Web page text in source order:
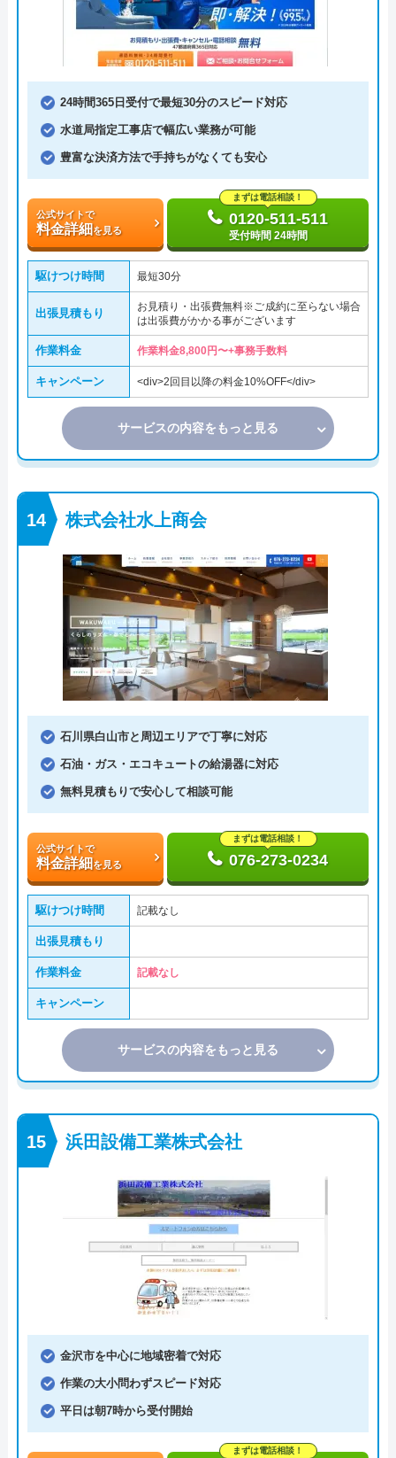
24時間365日受付で最短30分のスピード対応
水道局指定工事店で幅広い業務が可能
豊富な決済方法で手持ちがなくても安心
公式サイトで
料金詳細を見る
まずは電話相談！
0120-511-511
受付時間 24時間
駆けつけ時間 最短30分
出張見積もり
お見積り・出張費無料※ご成約に至らない場合
は出張費がかかる事がございます
作業料金 作業料金8,800円〜+事務手数料
キャンペーン <div>2回目以降の料金10%OFF</div>
サービスの内容をもっと見る
株式会社水上商会
石川県白山市と周辺エリアで丁寧に対応
石油・ガス・エコキュートの給湯器に対応
無料見積もりで安心して相談可能
公式サイトで
料金詳細を見る
まずは電話相談！
076-273-0234
駆けつけ時間 記載なし
出張見積もり
作業料金 記載なし
キャンペーン
サービスの内容をもっと見る
浜田設備工業株式会社
金沢市を中心に地域密着で対応
作業の大小問わずスピード対応
平日は朝7時から受付開始
まずは電話相談！